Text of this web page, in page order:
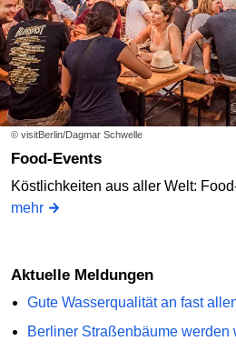
© visitBerlin/Dagmar Schwelle
Food-Events
Köstlichkeiten aus aller Welt:
mehr
Aktuelle Meldungen
Gute Wasserqualität an fast
Berliner Straßenbäume werden